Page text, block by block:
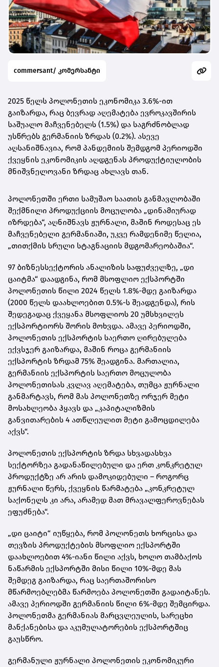
commersant/ კომერსანტი
2025 წელს პოლონეთის ეკონომიკა 3.6%-ით
გაიზარდა, რაც ბევრად აღემატება ევროკავშირის
საშუალო მაჩვენებელს (1.5%) და საგრძნობლად
უსწრებს გერმანიის ზრდას (0.2%). ასევე
აღსანიშნავია, რომ პანდემიის შემდგომ პერიოდში
ქვეყნის ეკონომიკის აღდგენას პროდუქტიულობის
მნიშვნელოვანი ზრდაც ახლავს თან.
პოლონეთში ერთი სამუშაო საათის განმავლობაში
შექმნილი პროდუქციის მოცულობა „დინამიურად
იზრდება“, აღნიშნავს ჟურნალი, მაშინ როდესაც ეს
მაჩვენებელი გერმანიაში, უკვე რამდენიმე წელია,
„თითქმის სრული სტაგნაციის მდგომარეობაშია“.
97 ბიზნესსექტორის ანალიზის საფუძველზე, „დი
ცაიტმა“ დაადგინა, რომ მსოფლიო ექსპორტში
პოლონეთის წილი 2024 წელს 1.8%-მდე გაიზარდა
(2000 წელს დაახლოებით 0.5%-ს შეადგენდა), რის
შედეგადაც ქვეყანა მსოფლიოს 20 უმსხვილეს
ექსპორტიორს შორის მოხვდა. ამავე პერიოდში,
პოლონეთის ექსპორტის საერთო ღირებულება
ექვსჯერ გაიზარდა, მაშინ როცა გერმანიის
ექსპორტის ზრდამ 75% შეადგინა. მართალია,
გერმანიის ექსპორტის საერთო მოცულობა
პოლონეთისას კვლავ აღემატება, თუმცა ჟურნალი
განმარტავს, რომ მას პოლონეთზე ორჯერ მეტი
მოსახლეობა ჰყავს და „კაპიტალიზმის
განვითარების 4 ათწლეულით მეტი გამოცდილება
აქვს“.
პოლონეთის ექსპორტის ზრდა სხვადასხვა
სექტორზეა გადანაწილებული და ერთ კონკრეტულ
პროდუქტზე არ არის დამოკიდებული – როგორც
ჟურნალი წერს, ქვეყნის წარმატება „კონკრეტულ
საქონელს კი არა, არამედ მათ მრავალფეროვნებას
ეფუძნება“.
„დი ცაიტი“ იუწყება, რომ პოლონეთს ხორცისა და
თევზის პროდუქტების მსოფლიო ექსპორტში
დაახლოებით 4%-იანი წილი აქვს, ხოლო თამბაქოს
ნაწარმის ექსპორტში მისი წილი 10%-მდე მას
შემდეგ გაიზარდა, რაც საერთაშორისო
მწარმოებლებმა წარმოება პოლონეთში გადაიტანეს.
ამავე პერიოდში გერმანიის წილი 6%-მდე შემცირდა.
პოლონეთმა გერმანიას მარცვლეულის, სარეცხი
მანქანებისა და აკუმულატორების ექსპორტშიც
გაუსწრო.
გერმანული ჟურნალი პოლონეთის ეკონომიკური